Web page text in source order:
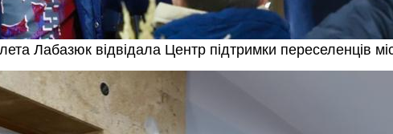
Лабазюк відвідала Центр підтримки переселенців